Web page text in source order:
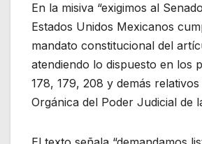
En la misiva “exigimos al
Estados Unidos Mexicanos
mandato constitucional del
atendiendo lo dispuesto en los
178, 179, 208 y demás
Orgánica del Poder Judicial de